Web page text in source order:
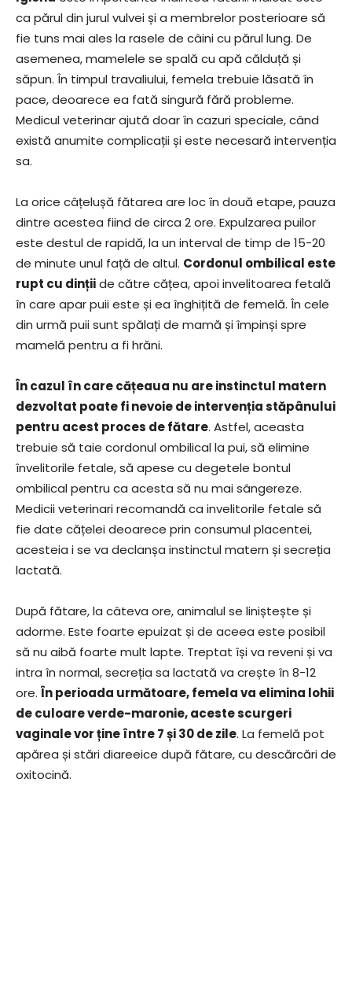
ca părul din jurul vulvei și a membrelor posterioare să
fie tuns mai ales la rasele de câini cu părul lung. De
asemenea, mamelele se spală cu apă călduță și
săpun. În timpul travaliului, femela trebuie lăsată în
pace, deoarece ea fată singură fără probleme.
Medicul veterinar ajută doar în cazuri speciale, când
există anumite complicații și este necesară intervenția
sa.
La orice câțelușă fătarea are loc în două etape, pauza
dintre acestea fiind de circa 2 ore. Expulzarea puilor
este destul de rapidă, la un interval de timp de 15-20
de minute unul față de altul. Cordonul ombilical este
rupt cu dințiide către cățea, apoi invelitoarea fetală
în care apar puii este și ea înghițită de femelă. În cele
din urmă puii sunt spălați de mamă și împinși spre
mamelă pentru a fi hrăni.
În cazul în care cățeaua nu are instinctul matern
dezvoltat poate fi nevoie de intervenția stăpânului
pentru acest proces de fătare. Astfel, aceasta
trebuie să taie cordonul ombilical la pui, să elimine
învelitorile fetale, să apese cu degetele bontul
ombilical pentru ca acesta să nu mai sângereze.
Medicii veterinari recomandă ca invelitorile fetale să
fie date cățelei deoarece prin consumul placentei,
acesteia i se va declanșa instinctul matern și secreția
lactată.
După fătare, la câteva ore, animalul se liniștește și
adorme. Este foarte epuizat și de aceea este posibil
să nu aibă foarte mult lapte. Treptat își va reveni și va
intra în normal, secreția sa lactată va crește în 8-12
ore. În perioada următoare, femela va elimina lohii
de culoare verde-maronie, aceste scurgeri
vaginale vor ține între 7 și 30 de zile. La femelă pot
apărea și stări diareeice după fătare, cu descărcări de
oxitocină.